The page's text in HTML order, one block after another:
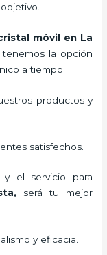
móvil
en La
la opción
a tiempo.
productos y
satisfechos.
el servicio para
será tu mejor
y eficacia.